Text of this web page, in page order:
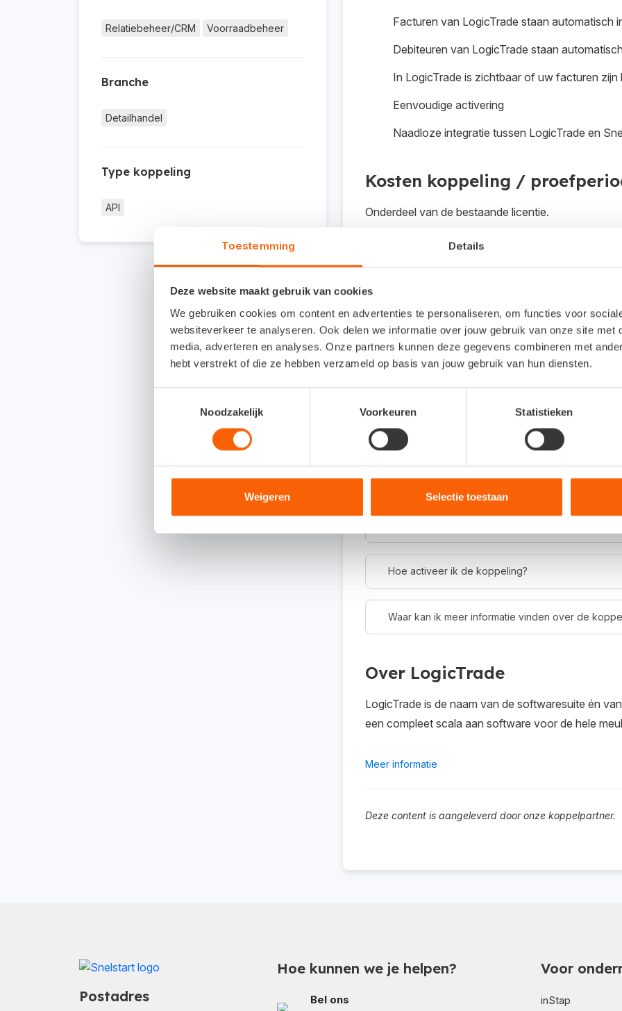
Toestemming Details
Deze website maakt gebruik van cookies
We gebruiken cookies om content en advertenties te personaliseren, om functies voor
websiteverkeer te analyseren. Ook delen we informatie over jouw gebruik van onze site met
media, adverteren en analyses. Onze partners kunnen deze gegevens combineren met
hebt verstrekt of die ze hebben verzameld op basis van jouw gebruik van hun diensten.
Noodzakelijk
Voorkeuren Statistieken
Weigeren Selectie toestaan
Relatiebeheer/CRM Voorraadbeheer
Branche
Detailhandel
Type koppeling
API
Facturen van LogicTrade staan automatisch
Debiteuren van LogicTrade staan
In LogicTrade is zichtbaar of uw facturen zijn
Eenvoudige activering
Naadloze integratie tussen LogicTrade en
Kosten koppeling /
Onderdeel van de bestaande licentie.
Neem contact op via e-mailadres
88-2400190.
Veelgestelde vragen
Dit is een API-koppeling. Een API-koppeling
gebruiken als je werkt met een online administratie.
Hoe activeer ik de koppeling?
Waar kan ik meer informatie vinden over de
Over LogicTrade
LogicTrade is de naam van de softwaresuite én
een compleet scala aan software voor de hele
Meer informatie
Deze content is aangeleverd door onze koppelpartner.
Postadres
Hoe kunnen we je helpen?
Bel ons
Voor
inStap